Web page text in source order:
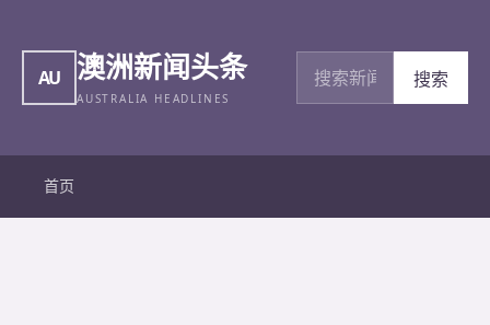
AU 澳洲新闻头条
AUSTRALIA HEADLINES
搜索新闻
搜索
首页